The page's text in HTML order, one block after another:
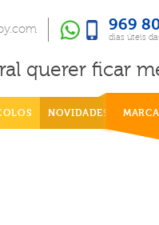
969
dias úteis
querer ficar
NOVIDADES